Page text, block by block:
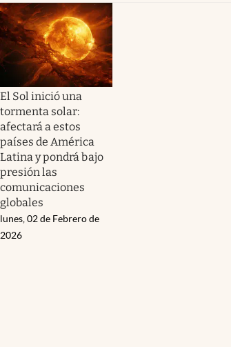
El Sol inició una
tormenta solar:
afectará a estos
países de América
Latina y pondrá bajo
presión las
comunicaciones
globales
lunes, 02 de Febrero de
2026